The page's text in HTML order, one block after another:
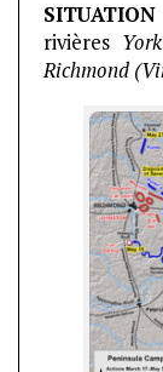
rivières
Richmond